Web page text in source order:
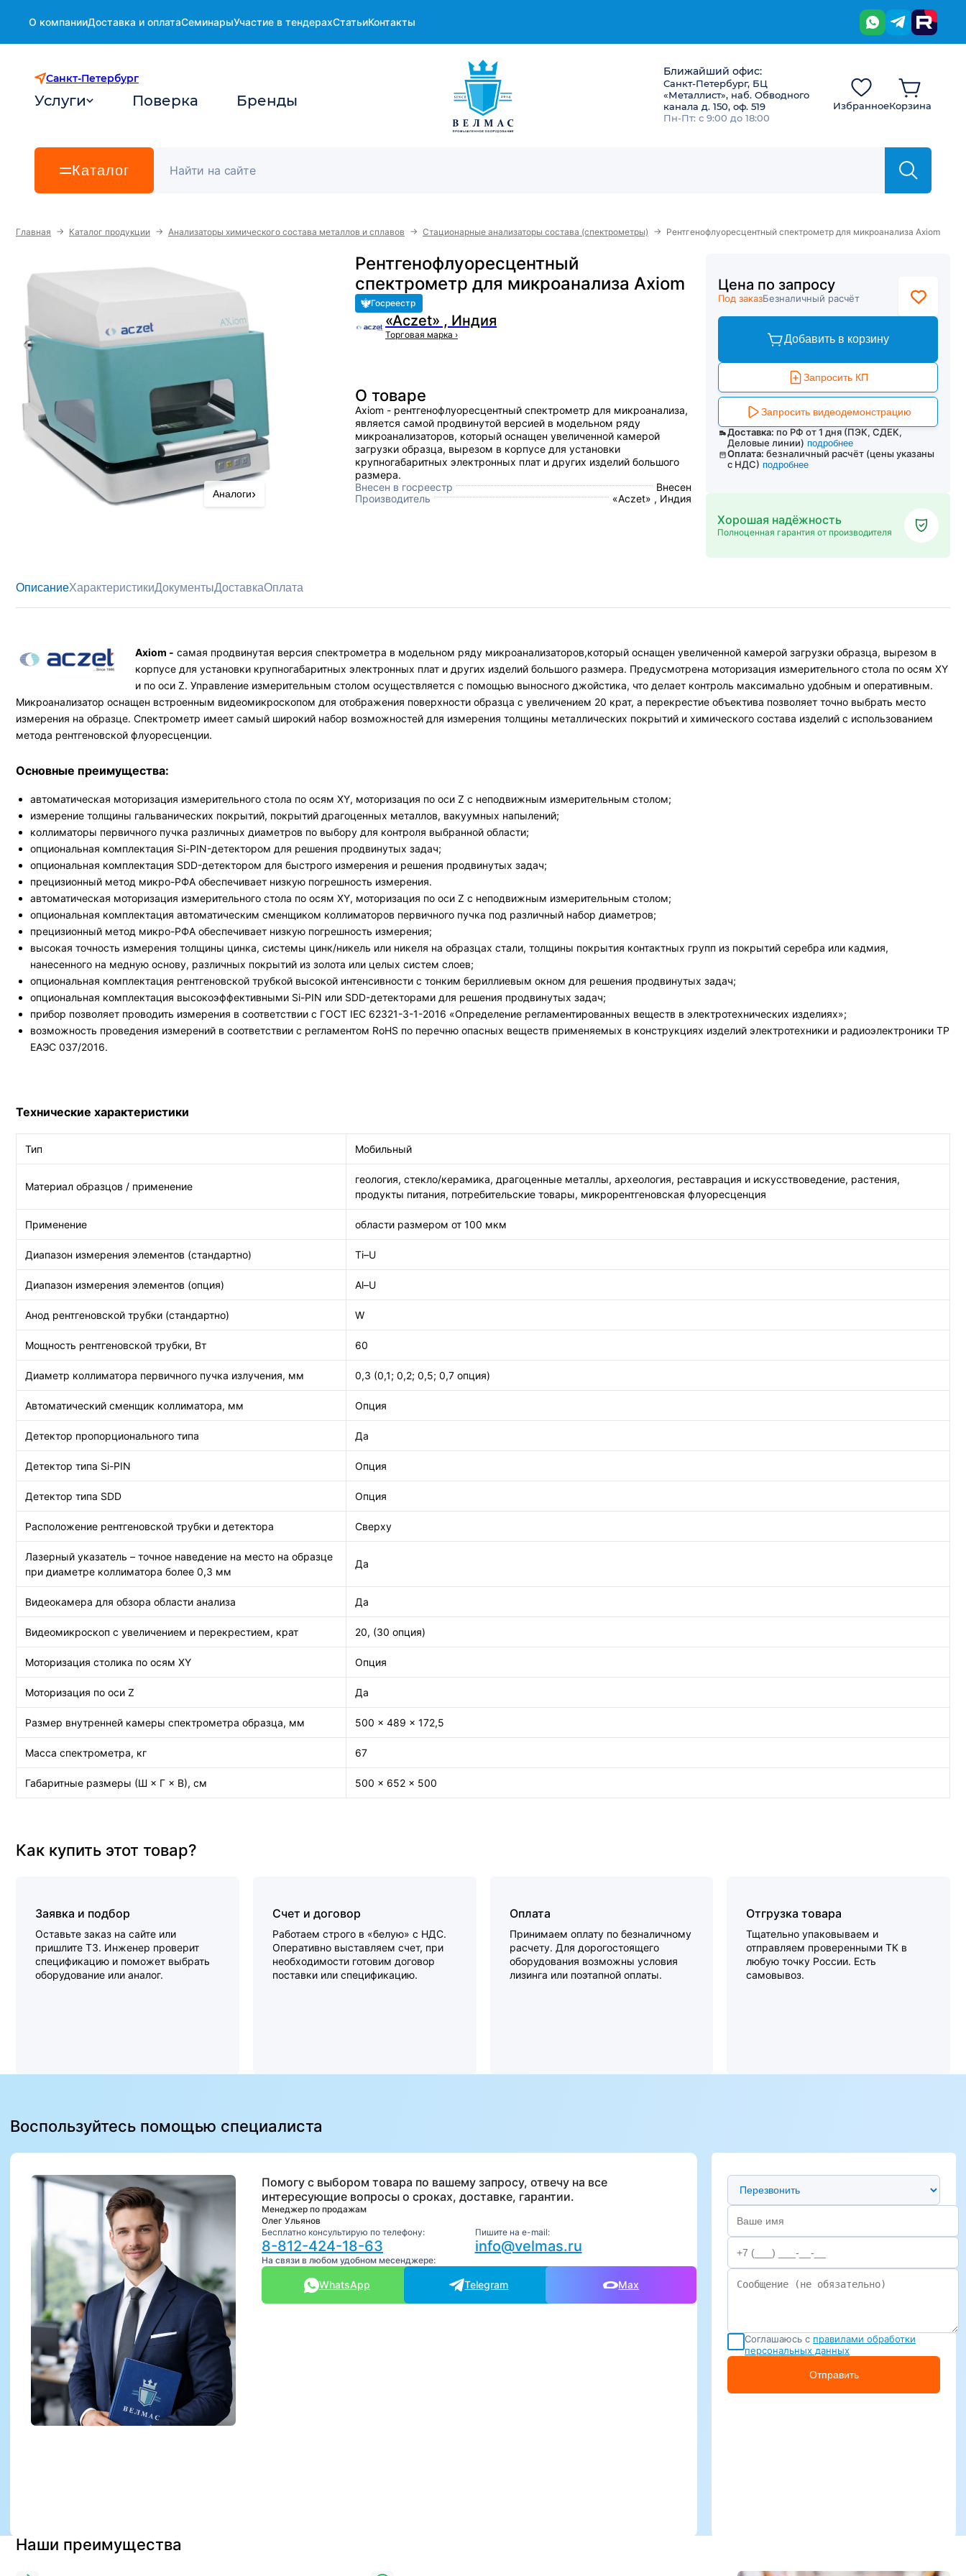
О компанииДоставка и оплатаСеминарыУчастие в тендерахСтатьиКонтакты
Санкт-Петербург
Услуги Поверка Бренды
Ближайший офис:
Санкт-Петербург, БЦ
«Металлист», наб. Обводного
канала д. 150, оф. 519
Пн-Пт: с 9:00 до 18:00
ИзбранноеКорзина
Каталог
Главная → Каталог продукции → Анализаторы химического состава металлов и сплавов → Стационарные анализаторы состава (спектрометры) → Рентгенофлуоресцентный спектрометр для микроанализа Axiom
Рентгенофлуоресцентный
спектрометр для микроанализа Axiom
Госреестр
«Aczet» , Индия
Торговая марка ›
Аналоги›
О товаре
Axiom - рентгенофлуоресцентный спектрометр для микроанализа,
является самой продвинутой версией в модельном ряду
микроанализаторов, который оснащен увеличенной камерой
загрузки образца, вырезом в корпусе для установки
крупногабаритных электронных плат и других изделий большого
размера.
Внесен в госреестр
Внесен
Производитель
«Aczet» , Индия
Цена по запросу
Под заказБезналичный расчёт
Добавить в корзину
Запросить КП
Запросить видеодемонстрацию
Доставка: по РФ от 1 дня (ПЭК, СДЕК,
Деловые линии) подробнее
Оплата: безналичный расчёт (цены указаны
с НДС) подробнее
Хорошая надёжность
Полноценная гарантия от производителя
ОписаниеХарактеристикиДокументыДоставкаОплата
Axiom - самая продвинутая версия спектрометра в модельном ряду микроанализаторов,который оснащен увеличенной камерой загрузки образца, вырезом в
корпусе для установки крупногабаритных электронных плат и других изделий большого размера. Предусмотрена моторизация измерительного стола по осям XY
и по оси Z. Управление измерительным столом осуществляется с помощью выносного джойстика, что делает контроль максимально удобным и оперативным.
Микроанализатор оснащен встроенным видеомикроскопом для отображения поверхности образца с увеличением 20 крат, а перекрестие объектива позволяет точно выбрать место
измерения на образце. Спектрометр имеет самый широкий набор возможностей для измерения толщины металлических покрытий и химического состава изделий с использованием
метода рентгеновской флуоресценции.
Основные преимущества:
автоматическая моторизация измерительного стола по осям XY, моторизация по оси Z с неподвижным измерительным столом;
измерение толщины гальванических покрытий, покрытий драгоценных металлов, вакуумных напылений;
коллиматоры первичного пучка различных диаметров по выбору для контроля выбранной области;
опциональная комплектация Si-PIN-детектором для решения продвинутых задач;
опциональная комплектация SDD-детектором для быстрого измерения и решения продвинутых задач;
прецизионный метод микро-РФА обеспечивает низкую погрешность измерения.
автоматическая моторизация измерительного стола по осям XY, моторизация по оси Z с неподвижным измерительным столом;
опциональная комплектация автоматическим сменщиком коллиматоров первичного пучка под различный набор диаметров;
прецизионный метод микро-РФА обеспечивает низкую погрешность измерения;
высокая точность измерения толщины цинка, системы цинк/никель или никеля на образцах стали, толщины покрытия контактных групп из покрытий серебра или кадмия,
нанесенного на медную основу, различных покрытий из золота или целых систем слоев;
опциональная комплектация рентгеновской трубкой высокой интенсивности с тонким бериллиевым окном для решения продвинутых задач;
опциональная комплектация высокоэффективными Si-PIN или SDD-детекторами для решения продвинутых задач;
прибор позволяет проводить измерения в соответствии с ГОСТ IEC 62321-3-1-2016 «Определение регламентированных веществ в электротехнических изделиях»;
возможность проведения измерений в соответствии с регламентом RoHS по перечню опасных веществ применяемых в конструкциях изделий электротехники и радиоэлектроники ТР
ЕАЭС 037/2016.
Технические характеристики
Тип Мобильный
Материал образцов / применение
геология, стекло/керамика, драгоценные металлы, археология, реставрация и искусствоведение, растения,
продукты питания, потребительские товары, микрорентгеновская флуоресценция
Применение области размером от 100 мкм
Диапазон измерения элементов (стандартно) Ti–U
Диапазон измерения элементов (опция) Al–U
Анод рентгеновской трубки (стандартно) W
Мощность рентгеновской трубки, Вт 60
Диаметр коллиматора первичного пучка излучения, мм 0,3 (0,1; 0,2; 0,5; 0,7 опция)
Автоматический сменщик коллиматора, мм Опция
Детектор пропорционального типа Да
Детектор типа Si-PIN Опция
Детектор типа SDD Опция
Расположение рентгеновской трубки и детектора Сверху
Лазерный указатель – точное наведение на место на образце
при диаметре коллиматора более 0,3 мм
Да
Видеокамера для обзора области анализа Да
Видеомикроскоп с увеличением и перекрестием, крат 20, (30 опция)
Моторизация столика по осям XY Опция
Моторизация по оси Z Да
Размер внутренней камеры спектрометра образца, мм 500 × 489 × 172,5
Масса спектрометра, кг 67
Габаритные размеры (Ш × Г × В), см 500 × 652 × 500
Как купить этот товар?
Заявка и подбор
Оставьте заказ на сайте или
пришлите ТЗ. Инженер проверит
спецификацию и поможет выбрать
оборудование или аналог.
Счет и договор
Работаем строго в «белую» с НДС.
Оперативно выставляем счет, при
необходимости готовим договор
поставки или спецификацию.
Оплата
Принимаем оплату по безналичному
расчету. Для дорогостоящего
оборудования возможны условия
лизинга или поэтапной оплаты.
Отгрузка товара
Тщательно упаковываем и
отправляем проверенными ТК в
любую точку России. Есть
самовывоз.
Воспользуйтесь помощью специалиста
Помогу с выбором товара по вашему запросу, отвечу на все
интересующие вопросы о сроках, доставке, гарантии.
Менеджер по продажам
Олег Ульянов
Бесплатно консультирую по телефону:
8-812-424-18-63
Пишите на e-mail:
info@velmas.ru
На связи в любом удобном месенджере:
WhatsApp Telegram Max
Предпочтительный способ связи
Соглашаюсь с правилами обработки
персональных данных
Отправить
Наши преимущества